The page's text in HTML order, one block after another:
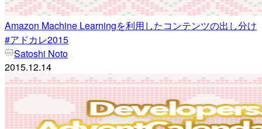
Amazon Machine Learningを利用したコンテンツの出し分け
#アドカレ2015
Satoshi Noto
2015.12.14